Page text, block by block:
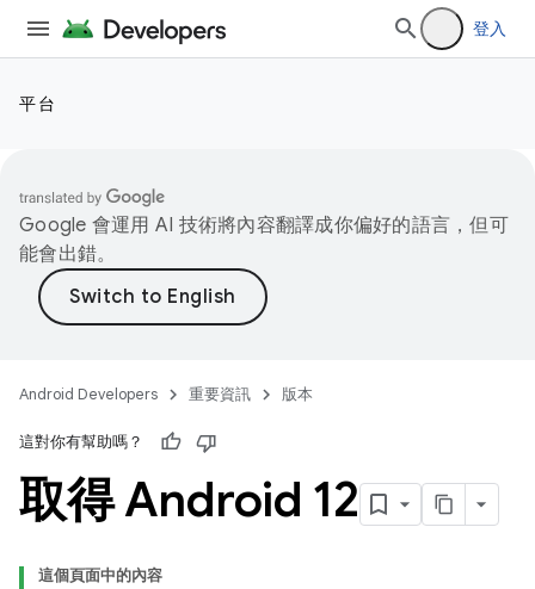
登入
平台
Google 會運用 AI 技術將內容翻譯成你偏好的語言，但可
能會出錯。
Android Developers 重要資訊 版本
這對你有幫助嗎？
取得 Android 12
這個頁面中的內容